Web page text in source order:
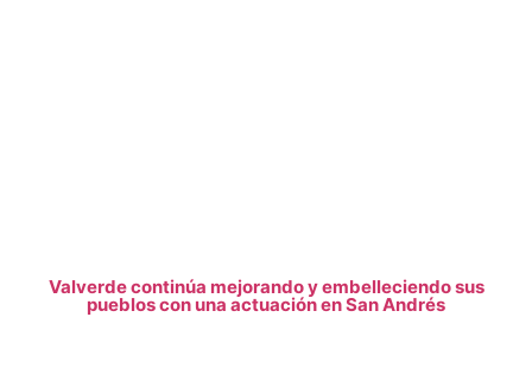
Valverde continúa mejorando y embelleciendo sus
pueblos con una actuación en San Andrés